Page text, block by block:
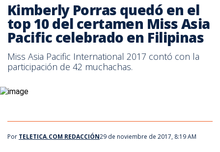
Kimberly Porras quedó en el
top 10 del certamen Miss Asia
Pacific celebrado en Filipinas
Miss Asia Pacific International 2017 contó con la
participación de 42 muchachas.
Por TELETICA.COM REDACCIÓN29 de noviembre de 2017, 8:19 AM